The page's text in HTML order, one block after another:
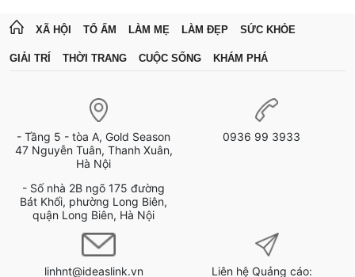
XÃ HỘI TỔ ẤM LÀM MẸ LÀM ĐẸP SỨC KHỎE
GIẢI TRÍ THỜI TRANG CUỘC SỐNG KHÁM PHÁ
- Tầng 5 - tòa A, Gold Season
47 Nguyễn Tuân, Thanh Xuân,
Hà Nội
- Số nhà 2B ngõ 175 đường
Bát Khối, phường Long Biên,
quận Long Biên, Hà Nội
0936 99 3933
linhnt@ideaslink.vn Liên hệ Quảng cáo: